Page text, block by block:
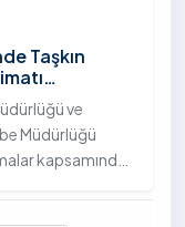
Taşkın
ve
Müdürlüğü
kapsamında,